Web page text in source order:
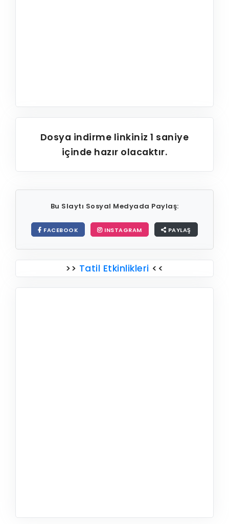
Dosya indirme linkiniz1 saniye
içinde hazır olacaktır.
Bu Slaytı Sosyal Medyada Paylaş:
FACEBOOK INSTAGRAM PAYLAŞ
>> Tatil Etkinlikleri <<